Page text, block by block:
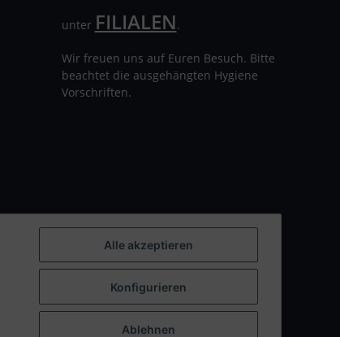
unter FILIALEN.
Wir freuen uns auf Euren Besuch. Bitte
beachtet die ausgehängten Hygiene
Vorschriften.
Alle akzeptieren
Konfigurieren
Ablehnen